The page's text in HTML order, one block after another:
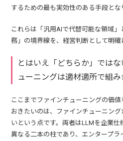
するための最も実効性のある手段とな
これらは「汎用AIで代替可能な領域
務」の境界線を、経営判断として明確
とはいえ「どちらか」では
ューニングは適材適所で組み
ここまでファインチューニングの価
おきたいのは、ファインチューニン
いという点です。両者はLLMを企業
異なる二本の柱であり、エンタープ